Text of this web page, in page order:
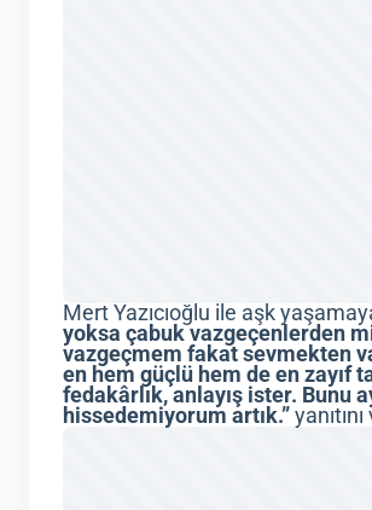
Mert Yazıcıoğlu ile aşk
yoksa çabuk vazgeçenlerden
vazgeçmem fakat sevmekten
en hem güçlü hem de en zayıf
fedakârlık, anlayış ister. Bunu
hissedemiyorum artık.”